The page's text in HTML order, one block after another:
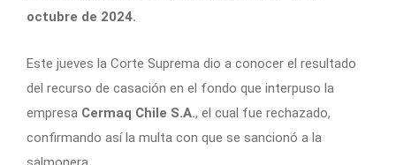
octubre de 2024.
Este jueves la Corte Suprema dio a conocer el resultado
del recurso de casación en el fondo que interpuso la
empresa Cermaq Chile S.A., el cual fue rechazado,
confirmando así la multa con que se sancionó a la